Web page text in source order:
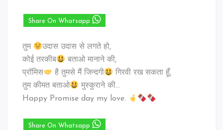
Share On Whatsapp
तुम
उदास उदास से लगते हो,
कोई तरकीब
बताओ मानाने की,
प्रॉमिस
है तुमसे मैं जिन्दगी
गिरवी रख सकता हूँ,
तुम कीमत बताओ
मुस्कुराने की…
Happy Promise day my love.
Share On Whatsapp